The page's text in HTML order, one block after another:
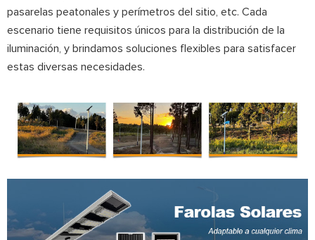
pasarelas peatonales y perímetros del sitio, etc. Cada
escenario tiene requisitos únicos para la distribución de la
iluminación, y brindamos soluciones flexibles para satisfacer
estas diversas necesidades.